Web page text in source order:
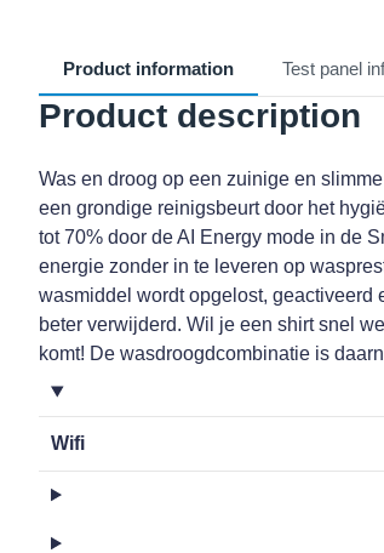
Product information Test panel
Product description
Was en droog op een zuinige en
een grondige reinigsbeurt door het
tot 70% door de AI Energy mode in de
energie zonder in te leveren op
wasmiddel wordt opgelost, geactiveerd
beter verwijderd. Wil je een shirt snel
komt! De wasdroogdcombinatie is
Wifi